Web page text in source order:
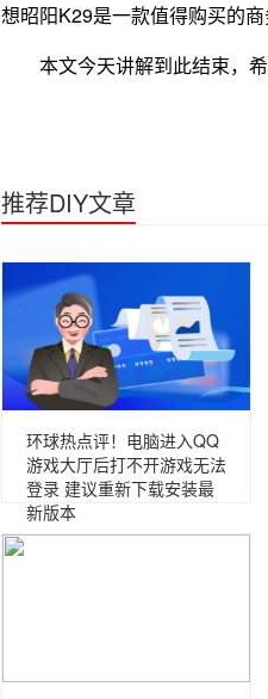
想昭阳K29是一款值得购买的
本文今天讲解到此结束，
推荐DIY文章
环球热点评！电脑进入QQ
游戏大厅后打不开游戏无法
登录 建议重新下载安装最
新版本